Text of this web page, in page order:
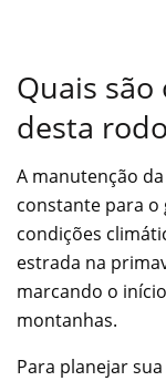
Quais
desta
A manutenção da
constante para o
condições
estrada na
marcando o
montanhas.
Para planejar